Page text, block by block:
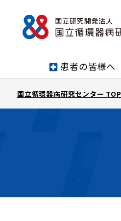
患者の皆様へ
国立循環器病研究センター TOP